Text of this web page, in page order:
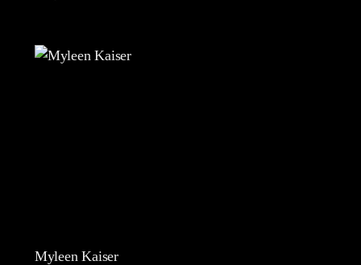
Myleen Kaiser